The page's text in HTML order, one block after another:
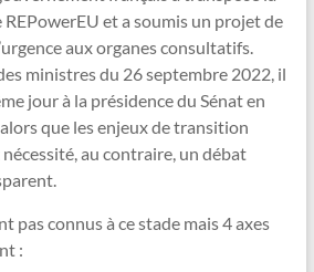
et a soumis un projet de
aux organes consultatifs.
ministres du 26 septembre 2022, il
jour à la présidence du Sénat en
que les enjeux de transition
au contraire, un débat
pas connus à ce stade mais 4 axes
: